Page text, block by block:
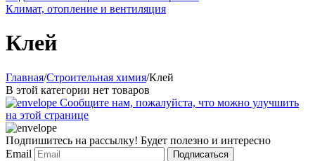
Климат, отопление и вентиляция
Клей
Главная/Строительная химия/Клей
В этой категории нет товаров
Сообщите нам, пожалуйста, что можно улучшить
на этой странице
Подпишитесь на рассылку! Будет полезно и интересно
Email
Подписаться